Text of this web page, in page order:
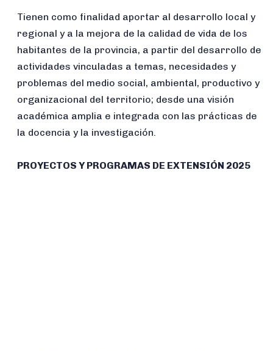
Tienen como finalidad aportar al desarrollo local y
regional y a la mejora de la calidad de vida de los
habitantes de la provincia, a partir del desarrollo de
actividades vinculadas a temas, necesidades y
problemas del medio social, ambiental, productivo y
organizacional del territorio; desde una visión
académica amplia e integrada con las prácticas de
la docencia y la investigación.
PROYECTOS Y PROGRAMAS DE EXTENSIÓN 2025